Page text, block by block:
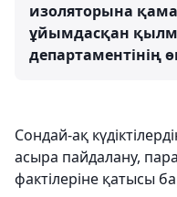
изоляторына
ұйымдасқан
департаментінің
Сондай-ақ
асыра пайдалану,
фактілеріне қатысы